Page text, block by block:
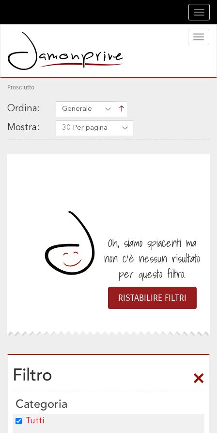
Prosciutto
Ordina: Generale
Mostra: 30 Per pagina
Oh, siamo spiacenti ma
non c'è nessun risultato
per questo filtro.
Filtro
Categoria
Tutti